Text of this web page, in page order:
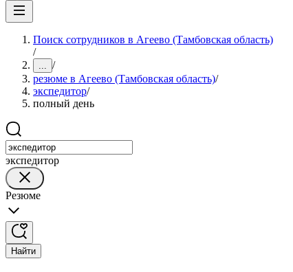
Поиск сотрудников в Агеево (Тамбовская область)
/
... /
резюме в Агеево (Тамбовская область)/
экспедитор/
полный день
экспедитор
Резюме
Найти